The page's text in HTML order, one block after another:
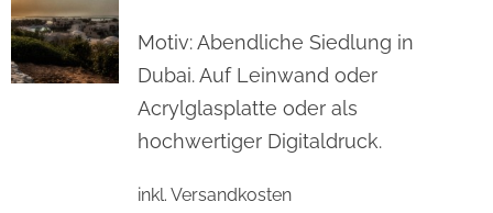
Optionen
können
auf
der
gewählt
Motiv: Abendliche Siedlung in
Dubai. Auf Leinwand oder
Acrylglasplatte oder als
hochwertiger Digitaldruck.
inkl. Versandkosten